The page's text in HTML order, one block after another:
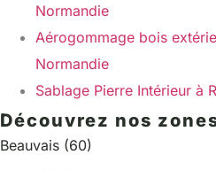
Normandie
Aérogommage bois
Normandie
Sablage Pierre Intérieur à
Découvrez nos
Beauvais (60)